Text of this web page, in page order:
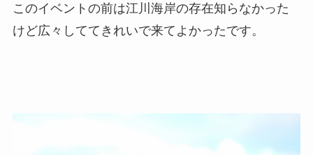
このイベントの前は江川海岸の存在知らなかった
けど広々しててきれいで来てよかったです。